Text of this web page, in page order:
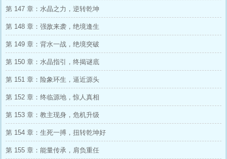
第 147 章：水晶之力，逆转乾坤
第 148 章：强敌来袭，绝境逢生
第 149 章：背水一战，绝境突破
第 150 章：水晶指引，终揭谜底
第 151 章：险象环生，逼近源头
第 152 章：终临源地，惊人真相
第 153 章：教主现身，危机升级
第 154 章：生死一搏，扭转乾坤好
第 155 章：能量传承，肩负重任